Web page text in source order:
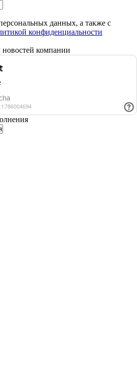
данных, а также с
конфиденциальности
новостей компании